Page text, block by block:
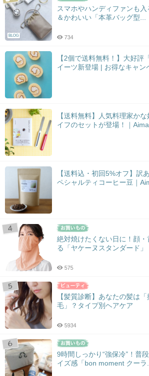
BLOG
スマホやハンディファンも
＆かわいい「本革バッグ型...
734
【2個で送料無料！】大好評
イーツ新登場 | お得なキャン
【送料無料】人気料理家か
イフのセットが登場！｜Aima
【送料込・初回5%オフ】訳
ペシャルティコーヒー豆｜
絶対焼けたくない日に！顔
る「ヤケーヌスタンダード」
575
【髪質診断】あなたの髪は
毛」？タイプ別ヘアケア
5934
9時間しっかり“強保冷”！普
イズ感「bon moment クーラ...